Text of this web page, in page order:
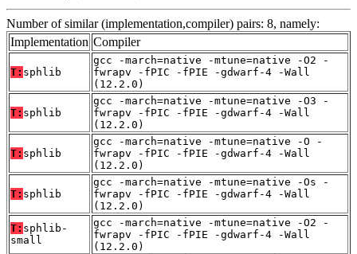
Number of similar (implementation,compiler) pairs: 8, namely:
Implementation Compiler
T: sphlib
gcc -march=native -mtune=native -O2 -
fwrapv -fPIC -fPIE -gdwarf-4 -Wall
(12.2.0)
T: sphlib
gcc -march=native -mtune=native -O3 -
fwrapv -fPIC -fPIE -gdwarf-4 -Wall
(12.2.0)
T: sphlib
gcc -march=native -mtune=native -O -
fwrapv -fPIC -fPIE -gdwarf-4 -Wall
(12.2.0)
T: sphlib
gcc -march=native -mtune=native -Os -
fwrapv -fPIC -fPIE -gdwarf-4 -Wall
(12.2.0)
T: sphlib-
small
gcc -march=native -mtune=native -O2 -
fwrapv -fPIC -fPIE -gdwarf-4 -Wall
(12.2.0)